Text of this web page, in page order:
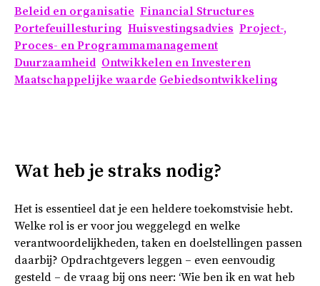
Beleid en organisatie Financial Structures
Portefeuillesturing Huisvestingsadvies Project-,
Proces- en Programmamanagement
Duurzaamheid Ontwikkelen en Investeren
Maatschappelijke waarde Gebiedsontwikkeling
Wat heb je straks nodig?
Het is essentieel dat je een heldere toekomstvisie hebt.
Welke rol is er voor jou weggelegd en welke
verantwoordelijkheden, taken en doelstellingen passen
daarbij? Opdrachtgevers leggen – even eenvoudig
gesteld – de vraag bij ons neer: ‘Wie ben ik en wat heb